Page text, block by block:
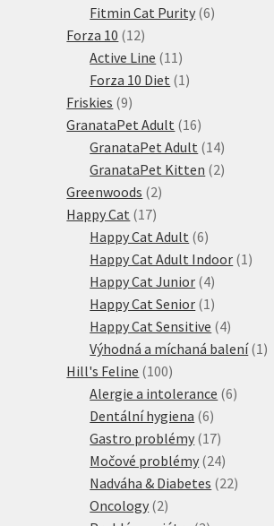
Fitmin Cat Purity 66
Forza 10 1212
produktů
Active Line 11 11
produktů
Forza 10 Diet 1 1
Friskies 99
produktů
GranataPet Adult 1616
produktů
GranataPet Adult 1414
produktů
GranataPet Kitten 22
Greenwoods 22
Happy Cat 1717
produktů
Happy Cat Adult 66
produktů
Happy Cat Adult Indoor 1 1
Happy Cat Junior 44
produkty
Happy Cat Senior 1 1
produkt
Happy Cat Sensitive 44
produkty
Výhodná a míchaná balení 1 1
Hill's Feline 100100
produktů
Alergie a intolerance 66
Dentální hygiena 66
produktů
Gastro problémy 1717
produktů
Močové problémy 2424
produktů
Nadváha & Diabetes 2222
Oncology 22